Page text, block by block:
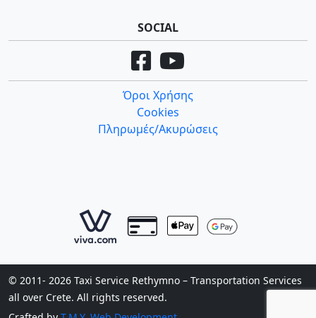
SOCIAL
Όροι Χρήσης
Cookies
Πληρωμές/Ακυρώσεις
© 2011- 2026 Taxi Service Rethymno – Transportation Services
all over Crete. All rights reserved.